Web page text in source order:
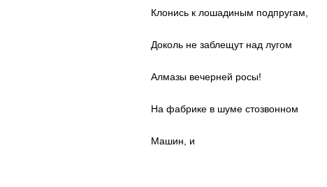
Клонись к лошадиным подпругам,
Доколь не заблещут над лугом
Алмазы вечерней росы!
На фабрике в шуме стозвонном
Машин, и